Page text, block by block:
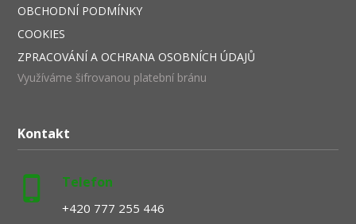
OBCHODNÍ PODMÍNKY
COOKIES
ZPRACOVÁNÍ A OCHRANA OSOBNÍCH ÚDAJŮ
Využíváme šifrovanou platební bránu
Kontakt
Telefon
+420 777 255 446